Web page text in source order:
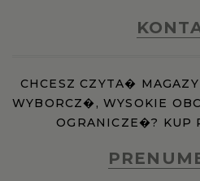
CHCESZ CZYTA�
WYBORCZ�, WYSOKIE
OGRANICZE�? KUP